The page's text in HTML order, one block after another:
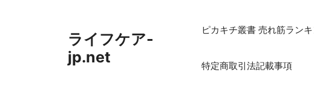
ライフケア-
jp.net
ピカキチ叢書 売れ筋ラン
特定商取引法記載事項